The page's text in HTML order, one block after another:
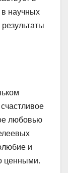
в научных
любовью
и
ценными.